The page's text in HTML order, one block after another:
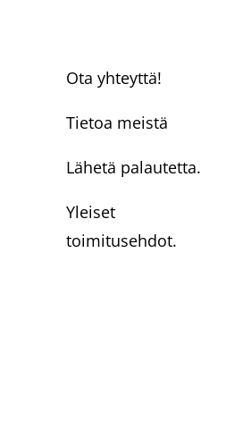
Ota yhteyttä!
Tietoa meistä
Lähetä palautetta.
Yleiset
toimitusehdot.